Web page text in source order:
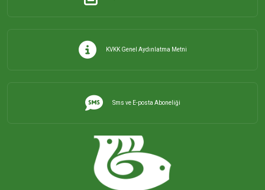
KVKK Genel Aydınlatma Metni
Sms ve E-posta Aboneliği